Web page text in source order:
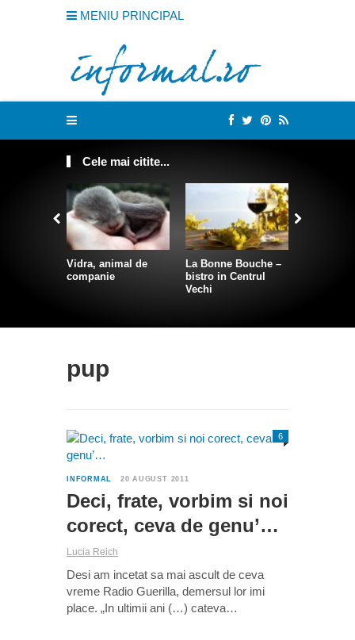
MENIU PRINCIPAL
Cele mai citite...
Vidra, animal de
companie
La Bonne Bouche –
bistro in Centrul
Vechi
pup
INFORMAL 20 AUGUST 2011
Deci, frate, vorbim si noi
corect, ceva de genu’…
6
Lucia Reich
Desi am incetat sa mai ascult de ceva
vreme Radio Guerilla, demersul lor imi
place. „In ultimii ani (…) cateva…